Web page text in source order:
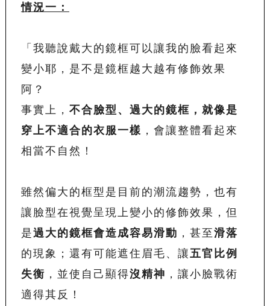
情況一：
「我聽說戴大的鏡框可以讓我的臉看起來
變小耶，是不是鏡框越大越有修飾效果
阿？
事實上， 不合臉型、過大的鏡框，就像是
穿上不適合的衣服一樣 ，會讓整體看起來
相當不自然！
雖然偏大的框型是目前的潮流趨勢，也有
讓臉型在視覺呈現上變小的修飾效果，但
是過大的鏡框會造成容易滑動 ，甚至滑落
的現象；還有可能遮住眉毛、讓 五官比例
失衡 ，並使自己顯得沒精神 ，讓小臉戰術
適得其反！